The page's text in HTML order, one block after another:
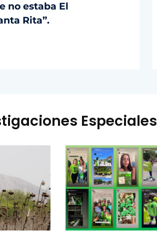
no estaba El
Rita”.
Especiales